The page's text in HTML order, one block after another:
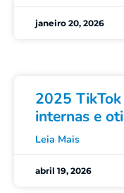
janeiro 20, 2026
2025
internas e
Leia Mais
abril 19, 2026